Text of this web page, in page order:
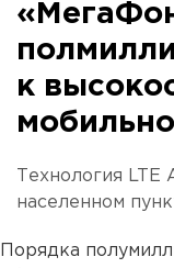
к
Технология LTE
населенном
Порядка